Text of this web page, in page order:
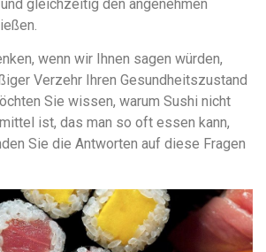
gleichzeitig den angenehmen
wenn wir Ihnen sagen würden,
Verzehr Ihren Gesundheitszustand
Sie wissen, warum Sushi nicht
ist, das man so oft essen kann,
Sie die Antworten auf diese Fragen